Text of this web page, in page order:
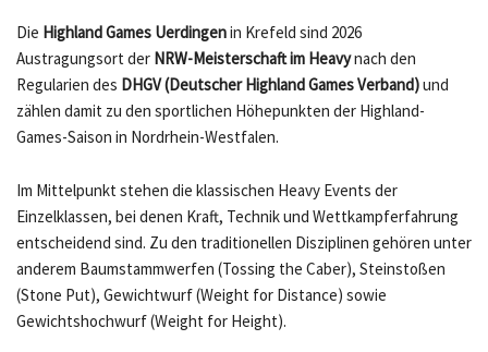
Die Highland Games Uerdingenin Krefeld sind 2026
Austragungsort der NRW-Meisterschaft im Heavynach den
Regularien des DHGV (Deutscher Highland Games Verband)und
zählen damit zu den sportlichen Höhepunkten der Highland-
Games-Saison in Nordrhein-Westfalen.
Im Mittelpunkt stehen die klassischen Heavy Events der
Einzelklassen, bei denen Kraft, Technik und Wettkampferfahrung
entscheidend sind. Zu den traditionellen Disziplinen gehören unter
anderem Baumstammwerfen (Tossing the Caber), Steinstoßen
(Stone Put), Gewichtwurf (Weight for Distance) sowie
Gewichtshochwurf (Weight for Height).